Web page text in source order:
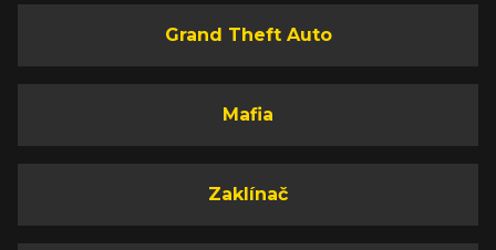
Grand Theft Auto
Mafia
Zaklínač